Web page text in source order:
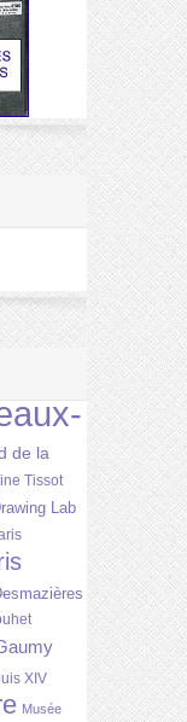
de la
Tissot
Lab
XIV
Musée